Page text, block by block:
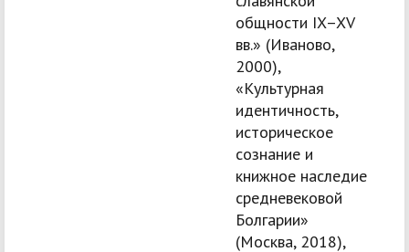
общности IX–XV
вв.» (Иваново,
2000),
«Культурная
идентичность,
историческое
сознание и
книжное наследие
средневековой
Болгарии»
(Москва, 2018),